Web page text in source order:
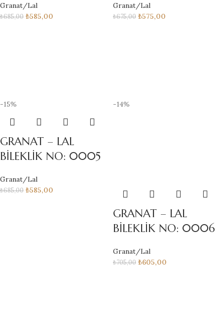
Granat/Lal
₺685,00 ₺585,00
Granat/Lal
₺675,00 ₺575,00
-15%
GRANAT – LAL
BİLEKLİK NO: 0005
Granat/Lal
₺685,00 ₺585,00
-14%
GRANAT – LAL
BİLEKLİK NO: 0006
Granat/Lal
₺705,00 ₺605,00